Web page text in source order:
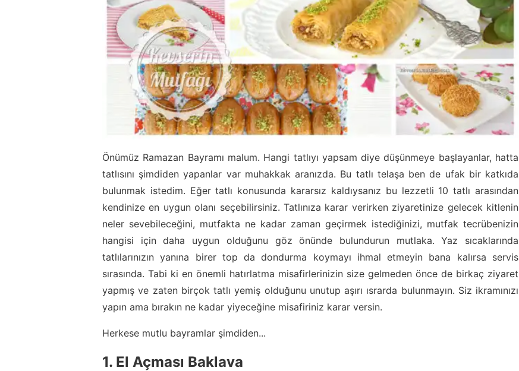
Önümüz Ramazan Bayramı malum. Hangi tatlıyı yapsam diye düşünmeye başlayanlar, hatta
tatlısını şimdiden yapanlar var muhakkak aranızda. Bu tatlı telaşa ben de ufak bir katkıda
bulunmak istedim. Eğer tatlı konusunda kararsız kaldıysanız bu lezzetli 10 tatlı arasından
kendinize en uygun olanı seçebilirsiniz. Tatlınıza karar verirken ziyaretinize gelecek kitlenin
neler sevebileceğini, mutfakta ne kadar zaman geçirmek istediğinizi, mutfak tecrübenizin
hangisi için daha uygun olduğunu göz önünde bulundurun mutlaka. Yaz sıcaklarında
tatlılarınızın yanına birer top da dondurma koymayı ihmal etmeyin bana kalırsa servis
sırasında. Tabi ki en önemli hatırlatma misafirlerinizin size gelmeden önce de birkaç ziyaret
yapmış ve zaten birçok tatlı yemiş olduğunu unutup aşırı ısrarda bulunmayın. Siz ikramınızı
yapın ama bırakın ne kadar yiyeceğine misafiriniz karar versin.
Herkese mutlu bayramlar şimdiden...
1. El Açması Baklava